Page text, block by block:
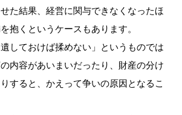
た結果、経営に関与できなくなったほ
抱くというケースもあります。
しておけば揉めない」というものでは
内容があいまいだったり、財産の分け
すると、かえって争いの原因となるこ